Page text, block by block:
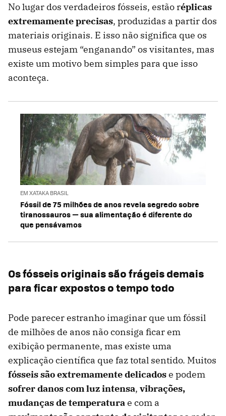
No lugar dos verdadeiros fósseis, estão réplicas
extremamente precisas, produzidas a partir dos
materiais originais. E isso não significa que os
museus estejam “enganando” os visitantes, mas
existe um motivo bem simples para que isso
aconteça.
EM XATAKA BRASIL
Fóssil de 75 milhões de anos revela segredo sobre
tiranossauros — sua alimentação é diferente do
que pensávamos
Os fósseis originais são frágeis demais
para ficar expostos o tempo todo
Pode parecer estranho imaginar que um fóssil
de milhões de anos não consiga ficar em
exibição permanente, mas existe uma
explicação científica que faz total sentido. Muitos
fósseis são extremamente delicadose podem
sofrer danos com luz intensa, vibrações,
mudanças de temperaturae com a